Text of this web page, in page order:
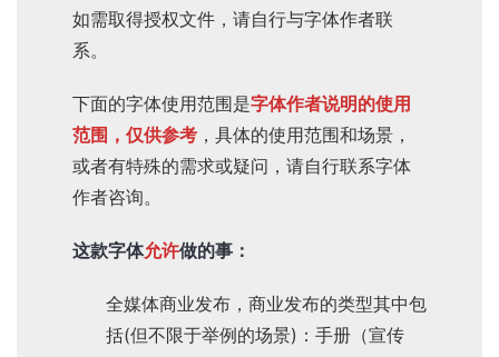
如需取得授权文件，请自行与字体作者联
系。
下面的字体使用范围是字体作者说明的使用
范围，仅供参考 ，具体的使用范围和场景，
或者有特殊的需求或疑问，请自行联系字体
作者咨询。
这款字体允许做的事：
全媒体商业发布，商业发布的类型其中包
括(但不限于举例的场景)：手册（宣传